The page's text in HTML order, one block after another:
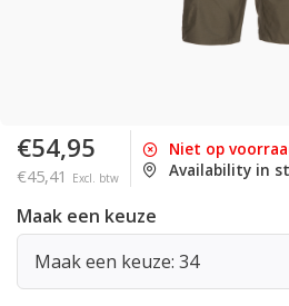
€54,95
€45,41 Excl. btw
Niet op
Availability in
Maak een keuze
Maak een keuze: 34